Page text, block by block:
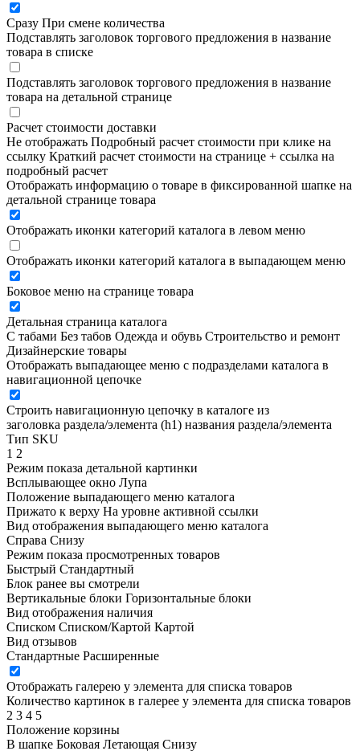
Сразу При смене количества
Подставлять заголовок торгового предложения в название
товара в списке
Подставлять заголовок торгового предложения в название
товара на детальной странице
Расчет стоимости доставки
Не отображать Подробный расчет стоимости при клике на
ссылку Краткий расчет стоимости на странице + ссылка на
подробный расчет
Отображать информацию о товаре в фиксированной шапке на
детальной странице товара
Отображать иконки категорий каталога в левом меню
Отображать иконки категорий каталога в выпадающем меню
Боковое меню на странице товара
Детальная страница каталога
С табами Без табов Одежда и обувь Строительство и ремонт
Дизайнерские товары
Отображать выпадающее меню с подразделами каталога в
навигационной цепочке
Строить навигационную цепочку в каталоге из
заголовка раздела/элемента (h1) названия раздела/элемента
Тип SKU
1 2
Режим показа детальной картинки
Всплывающее окно Лупа
Положение выпадающего меню каталога
Прижато к верху На уровне активной ссылки
Вид отображения выпадающего меню каталога
Справа Снизу
Режим показа просмотренных товаров
Быстрый Стандартный
Блок ранее вы смотрели
Вертикальные блоки Горизонтальные блоки
Вид отображения наличия
Списком Списком/Картой Картой
Вид отзывов
Стандартные Расширенные
Отображать галерею у элемента для списка товаров
Количество картинок в галерее у элемента для списка товаров
2 3 4 5
Положение корзины
В шапке Боковая Летающая Снизу